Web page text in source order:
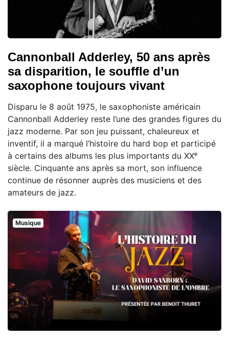
Cannonball Adderley, 50 ans après
sa disparition, le souffle d’un
saxophone toujours vivant
Disparu le 8 août 1975, le saxophoniste américain
Cannonball Adderley reste l’une des grandes figures du
jazz moderne. Par son jeu puissant, chaleureux et
inventif, il a marqué l’histoire du hard bop et participé
à certains des albums les plus importants du XXᵉ
siècle. Cinquante ans après sa mort, son influence
continue de résonner auprès des musiciens et des
amateurs de jazz.
Musique